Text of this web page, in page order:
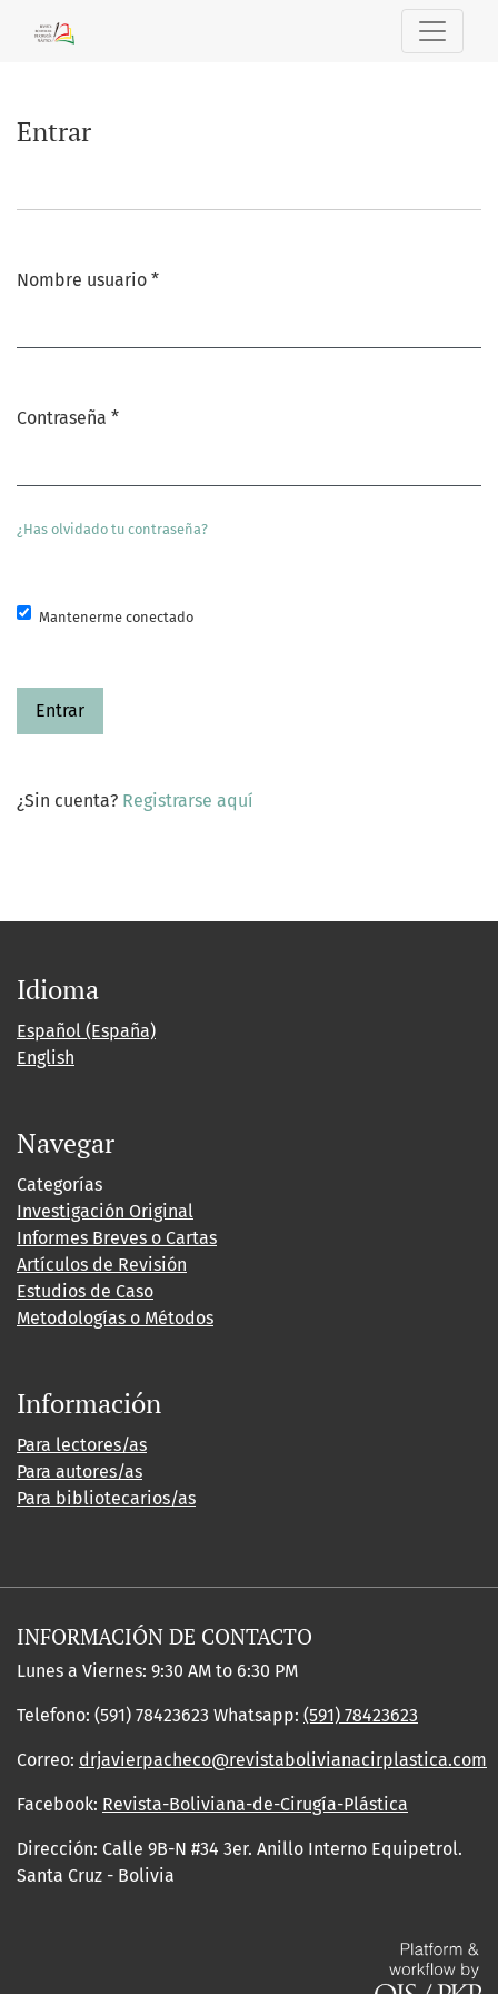
Entrar
Entrar
Nombre usuario *
Contraseña *
¿Has olvidado tu contraseña?
Mantenerme conectado
Entrar
¿Sin cuenta? Registrarse aquí
Idioma
Español (España)
English
Navegar
Categorías
Investigación Original
Informes Breves o Cartas
Artículos de Revisión
Estudios de Caso
Metodologías o Métodos
Información
Para lectores/as
Para autores/as
Para bibliotecarios/as
INFORMACIÓN DE CONTACTO
Lunes a Viernes: 9:30 AM to 6:30 PM
Telefono: (591) 78423623 Whatsapp: (591) 78423623
Correo: drjavierpacheco@revistabolivianacirplastica.com
Facebook: Revista-Boliviana-de-Cirugía-Plástica
Dirección: Calle 9B-N #34 3er. Anillo Interno Equipetrol.
Santa Cruz - Bolivia